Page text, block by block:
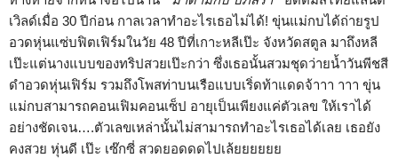
เวิลด์เมื่อ 30 ปีก่อน กาลเวลาทำอะไรเธอไม่ได้! ขุ่นแม่กบได้ถ่ายรูป
อวดหุ่นแซ่บฟิตเฟิร์มในวัย 48 ปีที่เกาะหลีเป๊ะ จังหวัดสตูล มาถึงหลี
เป๊ะแต่นางแบบของทริปสวยเป๊ะกว่า ซึ่งเธอนั้นสวมชุดว่ายน้ำวันพีชสี
ดำอวดหุ่นเฟิร์ม รวมถึงโพสท่าบนเรือแบบเริ่ดท้าแดดจ้าาา าาา ขุ่น
แม่กบสามารถคอนเฟิมคอนเซ็ป อายุเป็นเพียงแค่ตัวเลข ให้เราได้
อย่างชัดเจน….ตัวเลขเหล่านั้นไม่สามารถทำอะไรเธอได้เลย เธอยัง
คงสวย หุ่นดี เป๊ะ เซ๊กซี่ สวดยอดดดไปเล้ยยยยยย